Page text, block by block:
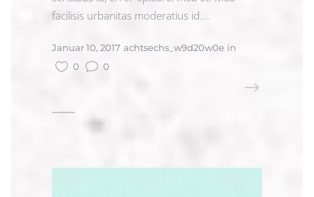
facilisis urbanitas moderatius id....
Januar 10, 2017 achtsechs_w9d20w0e in
0
0